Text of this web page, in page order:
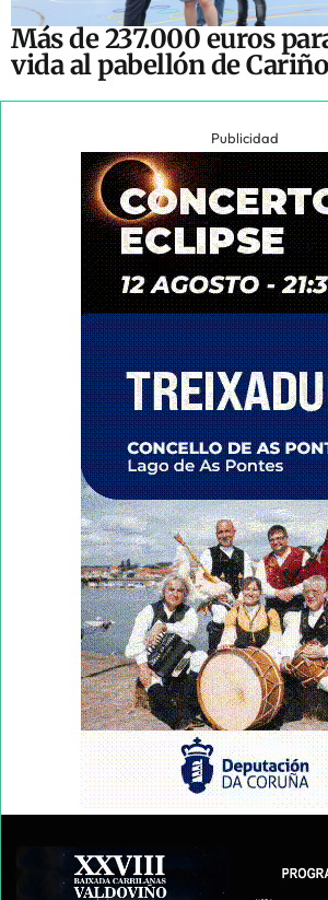
Más de 237.000 euros
vida al pabellón de Cariño
Publicidad